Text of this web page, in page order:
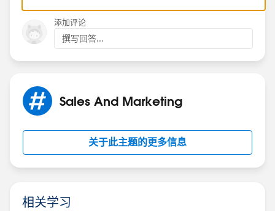
添加评论
撰写回答...
Sales And Marketing
关于此主题的更多信息
相关学习